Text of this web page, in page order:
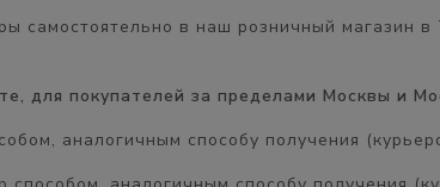
самостоятельно в наш розничный магазин в
для покупателей за пределами Москвы и
аналогичным способу получения